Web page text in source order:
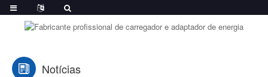
Notícias